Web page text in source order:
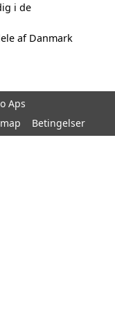
i de
af Danmark
Aps
Betingelser